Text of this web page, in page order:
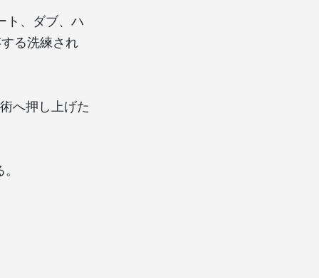
ト、ダブ、ハ
る洗練され
へ押し上げた